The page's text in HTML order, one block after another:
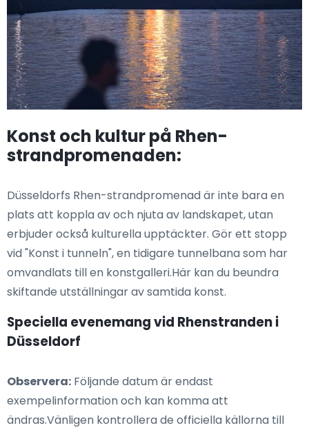
Konst och kultur på Rhen-
strandpromenaden:
Düsseldorfs Rhen-strandpromenad är inte bara en
plats att koppla av och njuta av landskapet, utan
erbjuder också kulturella upptäckter. Gör ett stopp
vid "Konst i tunneln", en tidigare tunnelbana som har
omvandlats till en konstgalleri.Här kan du beundra
skiftande utställningar av samtida konst.
Speciella evenemang vid Rhenstranden i
Düsseldorf
Observera: Följande datum är endast
exempelinformation och kan komma att
ändras.Vänligen kontrollera de officiella källorna till